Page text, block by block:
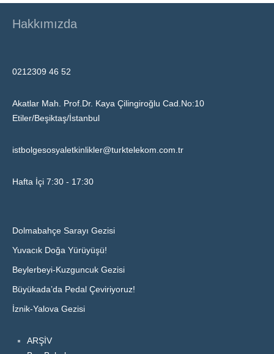
Hakkımızda
0212309 46 52
Akatlar Mah. Prof.Dr. Kaya Çilingiroğlu Cad.No:10
Etiler/Beşiktaş/İstanbul
istbolgesosyaletkinlikler@turktelekom.com.tr
Hafta İçi 7:30 - 17:30
Dolmabahçe Sarayı Gezisi
Yuvacık Doğa Yürüyüşü!
Beylerbeyi-Kuzguncuk Gezisi
Büyükada’da Pedal Çeviriyoruz!
İznik-Yalova Gezisi
ARŞİV